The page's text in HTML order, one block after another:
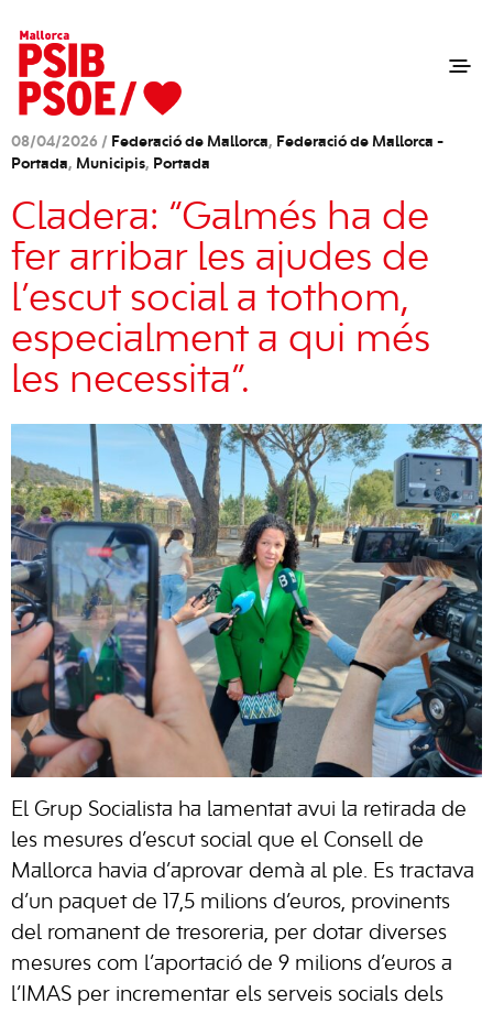
08/04/2026 / Federació de Mallorca, Federació de Mallorca -
Portada, Municipis, Portada
Cladera: “Galmés ha de
fer arribar les ajudes de
l’escut social a tothom,
especialment a qui més
les necessita”.
El Grup Socialista ha lamentat avui la retirada de
les mesures d’escut social que el Consell de
Mallorca havia d’aprovar demà al ple. Es tractava
d’un paquet de 17,5 milions d’euros, provinents
del romanent de tresoreria, per dotar diverses
mesures com l’aportació de 9 milions d’euros a
l’IMAS per incrementar els serveis socials dels